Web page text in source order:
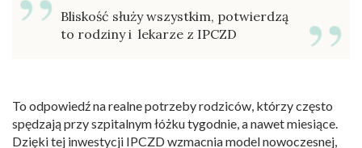
Bliskość służy wszystkim, potwierdzą
to rodziny i lekarze z IPCZD
To odpowiedź na realne potrzeby rodziców, którzy często
spędzają przy szpitalnym łóżku tygodnie, a nawet miesiące.
Dzięki tej inwestycji IPCZD wzmacnia model nowoczesnej,